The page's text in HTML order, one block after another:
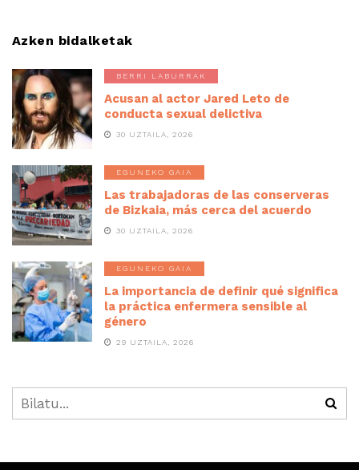
Azken bidalketak
BERRI LABURRAK
Acusan al actor Jared Leto de
conducta sexual delictiva
30 UZTAILA, 2026
EGUNEKO GAIA
Las trabajadoras de las conserveras
de Bizkaia, más cerca del acuerdo
30 UZTAILA, 2026
EGUNEKO GAIA
La importancia de definir qué significa
la práctica enfermera sensible al
género
29 UZTAILA, 2026